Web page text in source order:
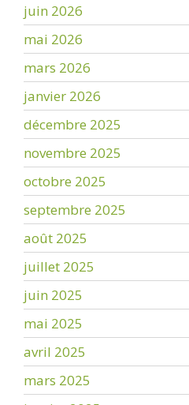
juin 2026
mai 2026
mars 2026
janvier 2026
décembre 2025
novembre 2025
octobre 2025
septembre 2025
août 2025
juillet 2025
juin 2025
mai 2025
avril 2025
mars 2025